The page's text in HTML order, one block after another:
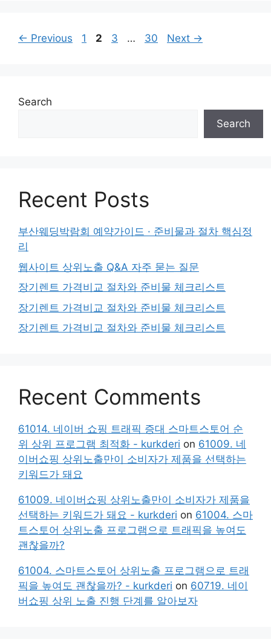
← Previous Page
1 Page
2 Page
3 … Page
30 Next →
Search
Search
Recent Posts
부산웨딩박람회 예약가이드 · 준비물과 절차 핵심정
리
웹사이트 상위노출 Q&A 자주 묻는 질문
장기렌트 가격비교 절차와 준비물 체크리스트
장기렌트 가격비교 절차와 준비물 체크리스트
장기렌트 가격비교 절차와 준비물 체크리스트
Recent Comments
61014. 네이버 쇼핑 트래픽 증대 스마트스토어 순
위 상위 프로그램 최적화 - kurkderi on 61009. 네
이버쇼핑 상위노출만이 소비자가 제품을 선택하는
키워드가 돼요
61009. 네이버쇼핑 상위노출만이 소비자가 제품을
선택하는 키워드가 돼요 - kurkderi on 61004. 스마
트스토어 상위노출 프로그램으로 트래픽을 높여도
괜찮을까?
61004. 스마트스토어 상위노출 프로그램으로 트래
픽을 높여도 괜찮을까? - kurkderi on 60719. 네이
버쇼핑 상위 노출 진행 단계를 알아보자